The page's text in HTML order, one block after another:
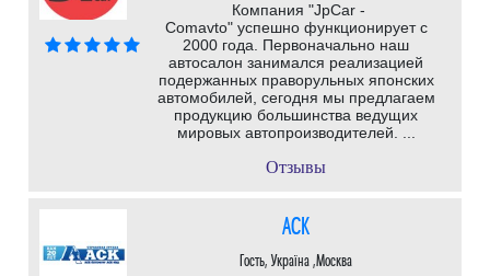
Компания "JpCar -
Comavto" успешно функционирует с
2000 года. Первоначально наш
автосалон занимался реализацией
подержанных праворульных японских
автомобилей, сегодня мы предлагаем
продукцию большинства ведущих
мировых автопроизводителей. ...
Отзывы
АСК
Гость, Україна ,Москва